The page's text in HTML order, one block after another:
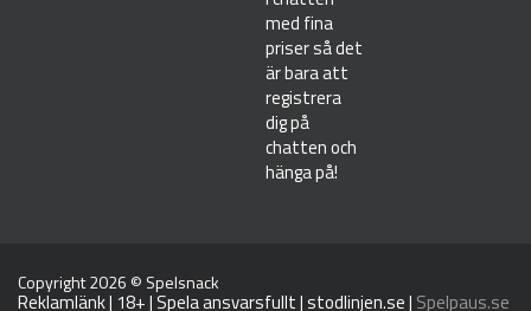
med fina
priser så det
är bara att
registrera
dig på
chatten och
hänga på!
Copyright 2026 © Spelsnack
Reklamlänk | 18+ | Spela ansvarsfullt |stodlinjen.se| Spelpaus.se